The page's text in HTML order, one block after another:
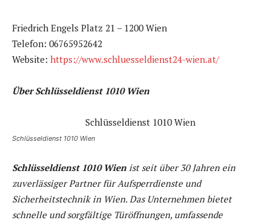
Friedrich Engels Platz 21 – 1200 Wien
Telefon: 06765952642
Website: https://www.schluesseldienst24-wien.at/
Über Schlüsseldienst 1010 Wien
Schlüsseldienst 1010 Wien
Schlüsseldienst 1010 Wien ist seit über 30 Jahren ein
zuverlässiger Partner für Aufsperrdienste und
Sicherheitstechnik in Wien. Das Unternehmen bietet
schnelle und sorgfältige Türöffnungen, umfassende